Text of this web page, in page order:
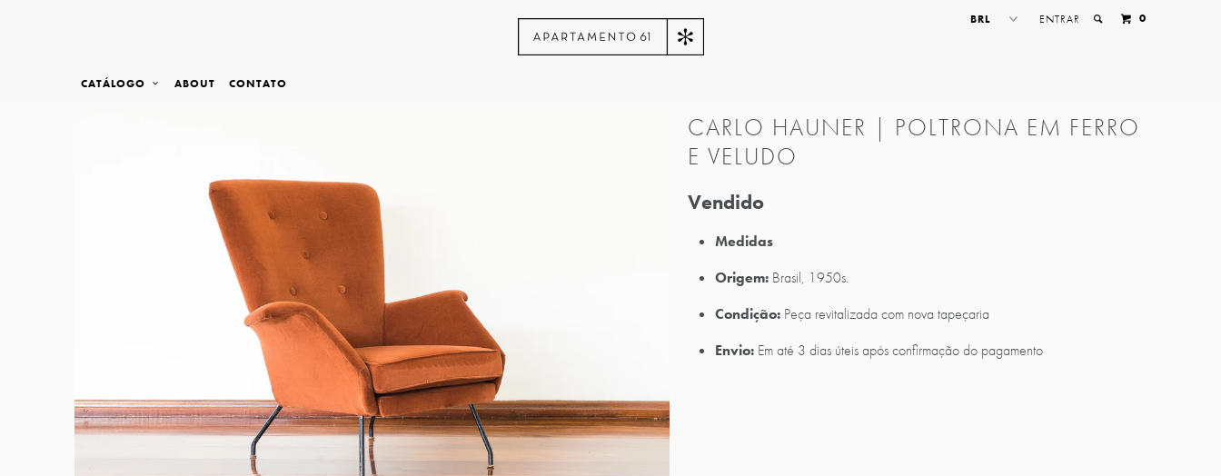
ENTRAR 0
CATÁLOGO ABOUT CONTATO
CARLO HAUNER | POLTRONA EM FERRO
E VELUDO
Vendido
Medidas
Origem: Brasil, 1950s.
Condição: Peça revitalizada com nova tapeçaria
Envio: Em até 3 dias úteis após confirmação do pagamento